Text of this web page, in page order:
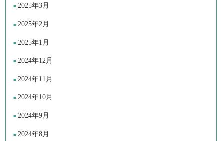
2025年3月
2025年2月
2025年1月
2024年12月
2024年11月
2024年10月
2024年9月
2024年8月